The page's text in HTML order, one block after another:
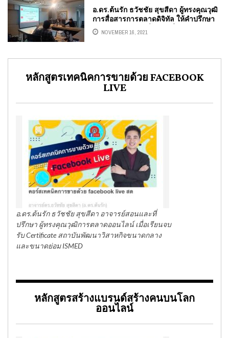
อ.ดร.ต้นรัก ธวัชชัย สุขสีดา ผู้ทรงคุณวุฒิ
การสื่อสารการตลาดดิจิทัล ให้คำปรึกษา
วางแผนการตลาดโปรเจคใหม่ “คลับ
สวรรค์สำหรับผู้สูงวัย” AGING SOCIETY
NOVEMBER 16, 2021
หลักสูตรเทคนิคการขายด้วย FACEBOOK
LIVE
อ.ดร.ต้นรัก ธวัชชัย สุขสีดา อาจารย์สอนและที่
ปรึกษา ผู้ทรงคุณวุฒิการตลาดออนไลน์ เมื่อเรียนจบ
รับ Certificate สถาบันพัฒนาวิสาหกิจขนาดกลาง
และขนาดย่อม ISMED
หลักสูตรสร้างแบรนด์สร้างคนบนโลก
ออนไลน์